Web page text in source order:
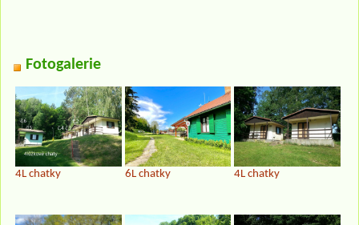
Fotogalerie
4L chatky 6L chatky 4L chatky